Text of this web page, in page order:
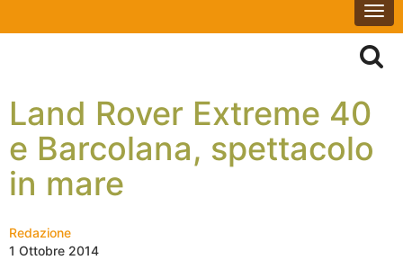
Land Rover Extreme 40
e Barcolana, spettacolo
in mare
Redazione
1 Ottobre 2014